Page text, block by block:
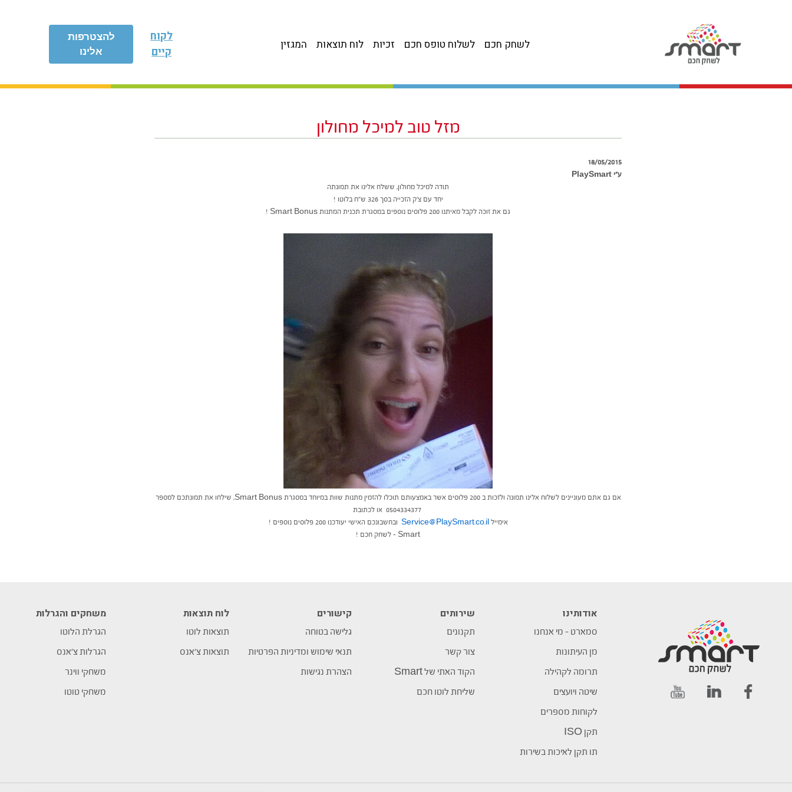
להצטרפות
אלינו
לקוח
קיים
המגזין לוח תוצאות זכיות לשלוח טופס חכם לשחק חכם
מזל טוב למיכל מחולון
18/05/2015
ע״י PlaySmart
תודה למיכל מחולון, ששלח אלינו את תמונתה
יחד עם צ’ק הזכייה בסך 326 ש”ח בלוטו !
גם את זוכה לקבל מאיתנו 200 פלוסים נוספים במסגרת תכנית המתנות Smart Bonus !
אם גם אתם מעוניינים לשלוח אלינו תמונה ולזכות ב 200 פלוסים אשר באמצעותם תוכלו להזמין מתנות שוות במיוחד במסגרת Smart Bonus, שילחו את תמונתכם למספר
אימייל Service@PlaySmart.co.il ובחשבונכם האישי יעודכנו 200 פלוסים נוספים !
Smart – לשחק חכם !
אודותינו
סמארט – מי אנחנו
מן העיתונות
תרומה לקהילה
שיטה ויועצים
לקוחות מספרים
תקן ISO
תו תקן לאיכות בשירות
שירותים
תקנונים
צור קשר
הקוד האתי של Smart
שליחת לוטו חכם
קישורים
גלישה בטוחה
תנאי שימוש ומדיניות הפרטיות
הצהרת נגישות
לוח תוצאות
תוצאות לוטו
תוצאות צ’אנס
משחקים והגרלות
הגרלת הלוטו
הגרלות צ’אנס
משחקי ווינר
משחקי טוטו